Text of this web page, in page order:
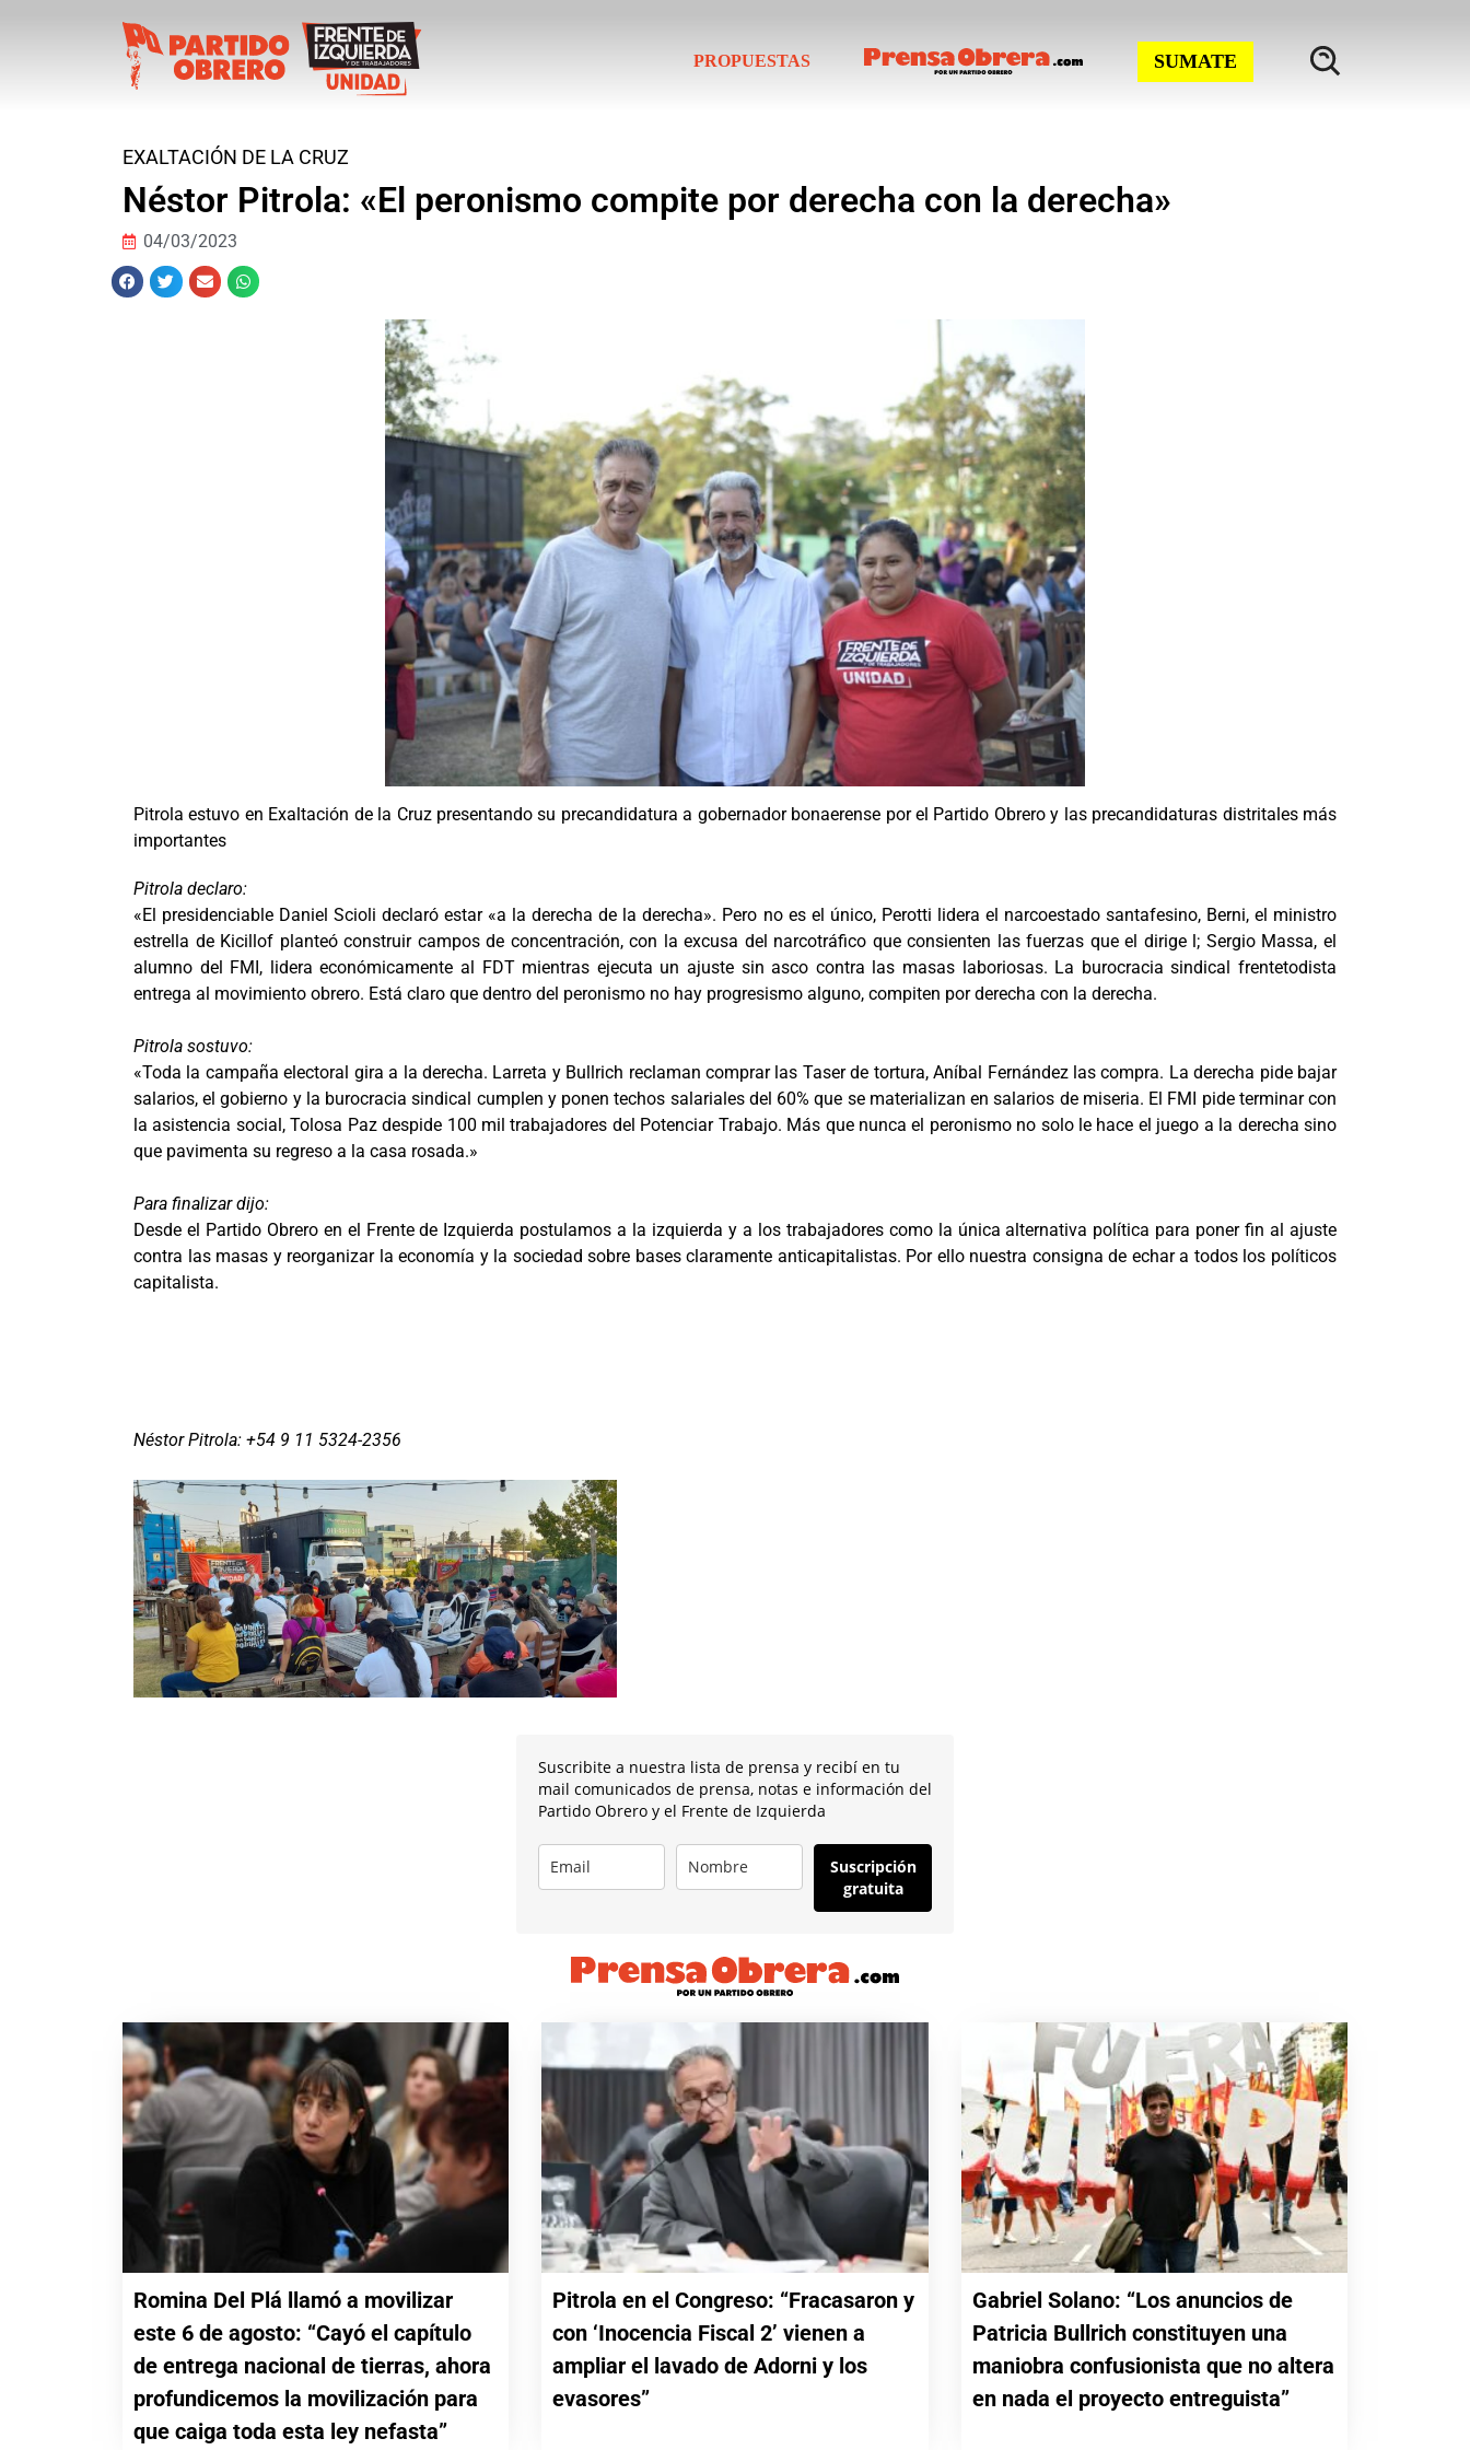
PROPUESTAS SUMATE
EXALTACIÓN DE LA CRUZ
Néstor Pitrola: «El peronismo compite por derecha con la derecha»
04/03/2023
Pitrola estuvo en Exaltación de la Cruz presentando su precandidatura a gobernador bonaerense por el Partido Obrero y las precandidaturas distritales más
importantes
Pitrola declaro:
«El presidenciable Daniel Scioli declaró estar «a la derecha de la derecha». Pero no es el único, Perotti lidera el narcoestado santafesino, Berni, el ministro
estrella de Kicillof planteó construir campos de concentración, con la excusa del narcotráfico que consienten las fuerzas que el dirige l; Sergio Massa, el
alumno del FMI, lidera económicamente al FDT mientras ejecuta un ajuste sin asco contra las masas laboriosas. La burocracia sindical frentetodista
entrega al movimiento obrero. Está claro que dentro del peronismo no hay progresismo alguno, compiten por derecha con la derecha.
Pitrola sostuvo:
«Toda la campaña electoral gira a la derecha. Larreta y Bullrich reclaman comprar las Taser de tortura, Aníbal Fernández las compra. La derecha pide bajar
salarios, el gobierno y la burocracia sindical cumplen y ponen techos salariales del 60% que se materializan en salarios de miseria. El FMI pide terminar con
la asistencia social, Tolosa Paz despide 100 mil trabajadores del Potenciar Trabajo. Más que nunca el peronismo no solo le hace el juego a la derecha sino
que pavimenta su regreso a la casa rosada.»
Para finalizar dijo:
Desde el Partido Obrero en el Frente de Izquierda postulamos a la izquierda y a los trabajadores como la única alternativa política para poner fin al ajuste
contra las masas y reorganizar la economía y la sociedad sobre bases claramente anticapitalistas. Por ello nuestra consigna de echar a todos los políticos
capitalista.
Néstor Pitrola: +54 9 11 5324-2356
Suscribite a nuestra lista de prensa y recibí en tu
mail comunicados de prensa, notas e información del
Partido Obrero y el Frente de Izquierda
Suscripción
gratuita
Romina Del Plá llamó a movilizar
este 6 de agosto: “Cayó el capítulo
de entrega nacional de tierras, ahora
profundicemos la movilización para
que caiga toda esta ley nefasta”
Pitrola en el Congreso: “Fracasaron y
con ‘Inocencia Fiscal 2’ vienen a
ampliar el lavado de Adorni y los
evasores”
Gabriel Solano: “Los anuncios de
Patricia Bullrich constituyen una
maniobra confusionista que no altera
en nada el proyecto entreguista”